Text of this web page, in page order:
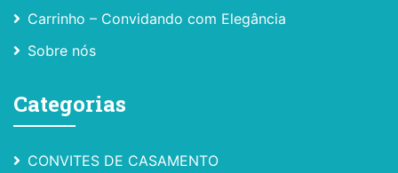
Carrinho – Convidando com Elegância
Sobre nós
Categorias
CONVITES DE CASAMENTO